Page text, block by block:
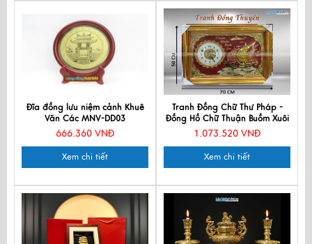
Đĩa đồng lưu niệm cảnh Khuê
Văn Các MNV-DD03
666.360 VNĐ
Xem chi tiết
Tranh Đồng Chữ Thư Pháp -
Đồng Hồ Chữ Thuận Buồm Xuôi
Gió MNV-DD012-2
1.073.520 VNĐ
Xem chi tiết